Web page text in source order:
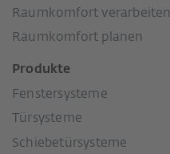
Raumkomfort verarbeiten
Raumkomfort planen
Produkte
Fenstersysteme
Türsysteme
Schiebetürsysteme